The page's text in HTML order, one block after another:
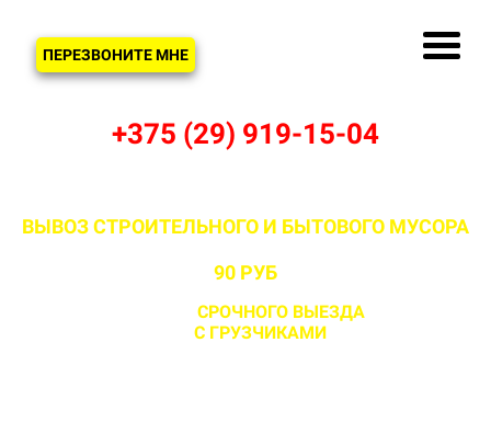
ПЕРЕЗВОНИТЕ МНЕ
+375 (29) 919-15-04
ВЫВОЗ СТРОИТЕЛЬНОГО И БЫТОВОГО МУСОРА
90 РУБ
СРОЧНОГО ВЫЕЗДА
С ГРУЗЧИКАМИИ БЕЗ